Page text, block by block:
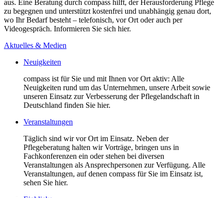
aus. Eine Beratung durch compass hilft, der Herausforderung Pflege
zu begegnen und unterstützt kostenfrei und unabhängig genau dort,
wo Ihr Bedarf besteht – telefonisch, vor Ort oder auch per
Videogespräch. Informieren Sie sich hier.
Aktuelles & Medien
Neuigkeiten
compass ist für Sie und mit Ihnen vor Ort aktiv: Alle
Neuigkeiten rund um das Unternehmen, unsere Arbeit sowie
unseren Einsatz zur Verbesserung der Pflegelandschaft in
Deutschland finden Sie hier.
Veranstaltungen
Täglich sind wir vor Ort im Einsatz. Neben der
Pflegeberatung halten wir Vorträge, bringen uns in
Fachkonferenzen ein oder stehen bei diversen
Veranstaltungen als Ansprechpersonen zur Verfügung. Alle
Veranstaltungen, auf denen compass für Sie im Einsatz ist,
sehen Sie hier.